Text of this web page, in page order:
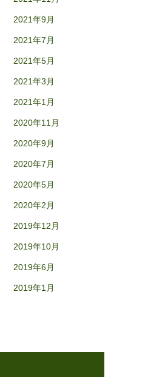
2021年9月
2021年7月
2021年5月
2021年3月
2021年1月
2020年11月
2020年9月
2020年7月
2020年5月
2020年2月
2019年12月
2019年10月
2019年6月
2019年1月